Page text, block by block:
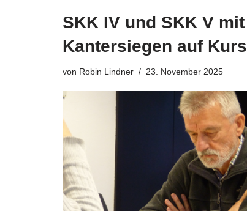
SKK IV und SKK V mit
Kantersiegen auf Kurs
von Robin Lindner 23. November 2025